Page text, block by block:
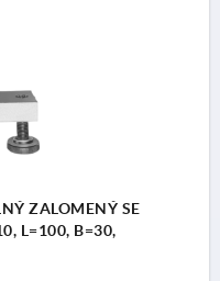
ZALOMENÝ SE
L=100, B=30,